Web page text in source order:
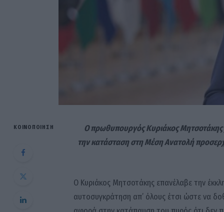
ΚΟΙΝΟΠΟΊΗΣΗ
Ο πρωθυπουργός Κυριάκος Μητσοτάκης
την κατάσταση στη Μέση Ανατολή
Ο Κυριάκος Μητσοτάκης επανέλαβε την
αυτοσυγκράτηση απ’ όλους έτσι ώστε να